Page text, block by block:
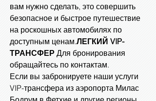
вам нужно сделать, это совершить
безопасное и быстрое путешествие
на роскошных автомобилях по
доступным ценам.ЛЕГКИЙ VIP-
ТРАНСФЕР Для бронирования
обращайтесь по контактам.
Если вы забронируете наши услуги
VIP-трансфера из аэропорта Милас